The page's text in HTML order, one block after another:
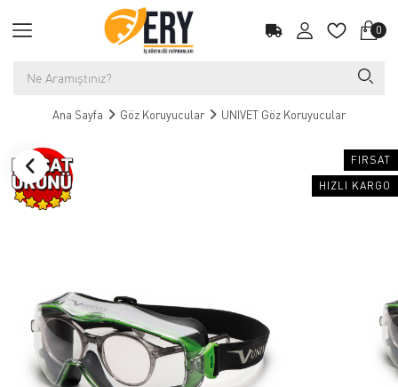
0
Ana Sayfa Göz Koruyucular UNIVET Göz Koruyucular
FIRSAT
HIZLI KARGO